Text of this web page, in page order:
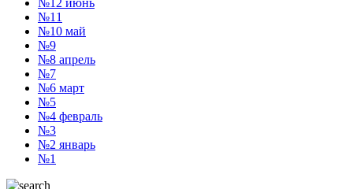
№12 июнь
№11
№10 май
№9
№8 апрель
№7
№6 март
№5
№4 февраль
№3
№2 январь
№1